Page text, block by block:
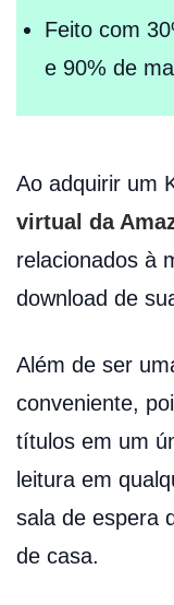
Feito com
e 90% de
Ao adquirir um
virtual da
relacionados à
download de
Além de ser
conveniente,
títulos em um
leitura em
sala de espera
de casa.